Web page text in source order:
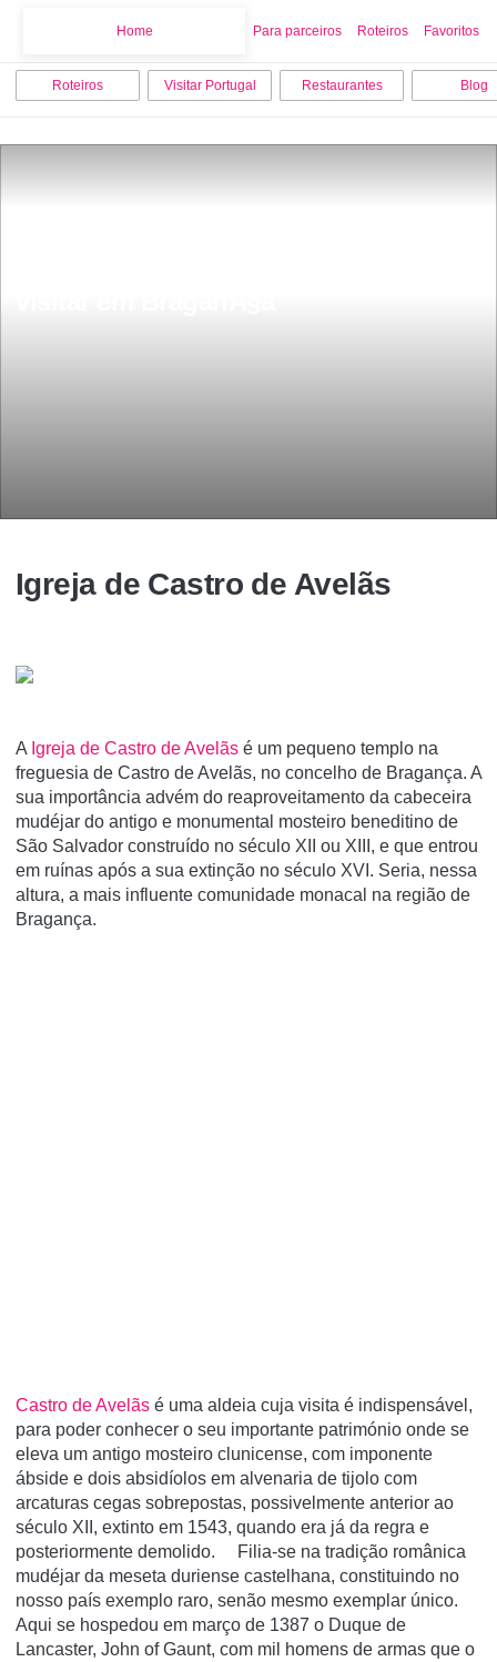
Home Para parceiros Roteiros Favoritos
Roteiros Visitar Portugal Restaurantes Blog
Igreja de Castro de Avelãs
A Igreja de Castro de Avelãs é um pequeno templo na
freguesia de Castro de Avelãs, no concelho de Bragança. A
sua importância advém do reaproveitamento da cabeceira
mudéjar do antigo e monumental mosteiro beneditino de
São Salvador construí­do no século XII ou XIII, e que entrou
em ruí­nas após a sua extinção no século XVI. Seria, nessa
altura, a mais influente comunidade monacal na região de
Bragança.
Castro de Avelãs é uma aldeia cuja visita é indispensável,
para poder conhecer o seu importante património onde se
eleva um antigo mosteiro clunicense, com imponente
ábside e dois absidíolos em alvenaria de tijolo com
arcaturas cegas sobrepostas, possivelmente anterior ao
século XII, extinto em 1543, quando era já da regra e
posteriormente demolido. Filia-se na tradição românica
mudéjar da meseta duriense castelhana, constituindo no
nosso país exemplo raro, senão mesmo exemplar único.
Aqui se hospedou em março de 1387 o Duque de
Lancaster, John of Gaunt, com mil homens de armas que o